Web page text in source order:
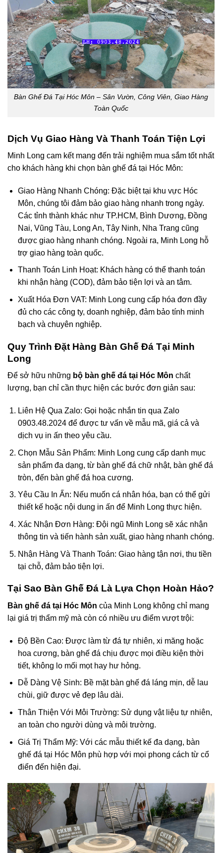
Bàn Ghế Đá Tại Hóc Môn – Sân Vườn, Công Viên, Giao Hàng
Toàn Quốc
Dịch Vụ Giao Hàng Và Thanh Toán Tiện Lợi
Minh Long cam kết mang đến trải nghiệm mua sắm tốt nhất
cho khách hàng khi chọn bàn ghế đá tại Hóc Môn:
Giao Hàng Nhanh Chóng: Đặc biệt tại khu vực Hóc
Môn, chúng tôi đảm bảo giao hàng nhanh trong ngày.
Các tỉnh thành khác như TP.HCM, Bình Dương, Đồng
Nai, Vũng Tàu, Long An, Tây Ninh, Nha Trang cũng
được giao hàng nhanh chóng. Ngoài ra, Minh Long hỗ
trợ giao hàng toàn quốc.
Thanh Toán Linh Hoạt: Khách hàng có thể thanh toán
khi nhận hàng (COD), đảm bảo tiện lợi và an tâm.
Xuất Hóa Đơn VAT: Minh Long cung cấp hóa đơn đầy
đủ cho các công ty, doanh nghiệp, đảm bảo tính minh
bạch và chuyên nghiệp.
Quy Trình Đặt Hàng Bàn Ghế Đá Tại Minh
Long
Để sở hữu những bộ bàn ghế đá tại Hóc Môn chất
lượng, bạn chỉ cần thực hiện các bước đơn giản sau:
Liên Hệ Qua Zalo: Gọi hoặc nhắn tin qua Zalo
0903.48.2024để được tư vấn về mẫu mã, giá cả và
dịch vụ in ấn theo yêu cầu.
Chọn Mẫu Sản Phẩm: Minh Long cung cấp danh mục
sản phẩm đa dạng, từ bàn ghế đá chữ nhật, bàn ghế đá
tròn, đến bàn ghế đá hoa cương.
Yêu Cầu In Ấn: Nếu muốn cá nhân hóa, bạn có thể gửi
thiết kế hoặc nội dung in ấn để Minh Long thực hiện.
Xác Nhận Đơn Hàng: Đội ngũ Minh Long sẽ xác nhận
thông tin và tiến hành sản xuất, giao hàng nhanh chóng.
Nhận Hàng Và Thanh Toán: Giao hàng tận nơi, thu tiền
tại chỗ, đảm bảo tiện lợi.
Tại Sao Bàn Ghế Đá Là Lựa Chọn Hoàn Hảo?
Bàn ghế đá tại Hóc Môn của Minh Long không chỉ mang
lại giá trị thẩm mỹ mà còn có nhiều ưu điểm vượt trội:
Độ Bền Cao: Được làm từ đá tự nhiên, xi măng hoặc
hoa cương, bàn ghế đá chịu được mọi điều kiện thời
tiết, không lo mối mọt hay hư hỏng.
Dễ Dàng Vệ Sinh: Bề mặt bàn ghế đá láng mịn, dễ lau
chùi, giữ được vẻ đẹp lâu dài.
Thân Thiện Với Môi Trường: Sử dụng vật liệu tự nhiên,
an toàn cho người dùng và môi trường.
Giá Trị Thẩm Mỹ: Với các mẫu thiết kế đa dạng, bàn
ghế đá tại Hóc Môn phù hợp với mọi phong cách từ cổ
điển đến hiện đại.